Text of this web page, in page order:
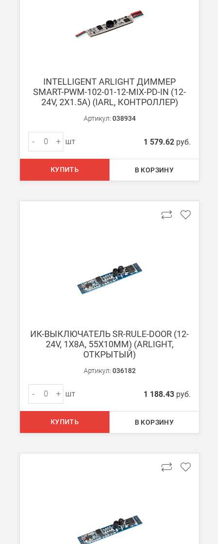
В Санкт-Петербурге
БЕСПЛАТНАЯ доставка при сумме заказа от 7000 руб.
Boxberry
Мы можем доставить ваши заказы сервисом компании
Транспортные компании
Мы можем отправить ваш заказ транспортной компанией в
Доставка до ТК от 7000 руб. БЕСПЛАТНО.
При заказе менее 7000 руб. стоимость доставки до ТК 750 руб.
Подробнее обоплате и доставке
INTELLIGENT ARLIGHT ДИММЕР
SMART-PWM-102-01-12-MIX-PD-IN (12-
24V, 2X1.5A) (IARL, КОНТРОЛЛЕР)
Артикул: 038934
- + шт 1 579.62 руб.
КУПИТЬ В КОРЗИНУ
ИК-ВЫКЛЮЧАТЕЛЬ SR-RULE-DOOR (12-
24V, 1X8A, 55X10MM) (ARLIGHT,
ОТКРЫТЫЙ)
Артикул: 036182
- + шт 1 188.43 руб.
КУПИТЬ В КОРЗИНУ